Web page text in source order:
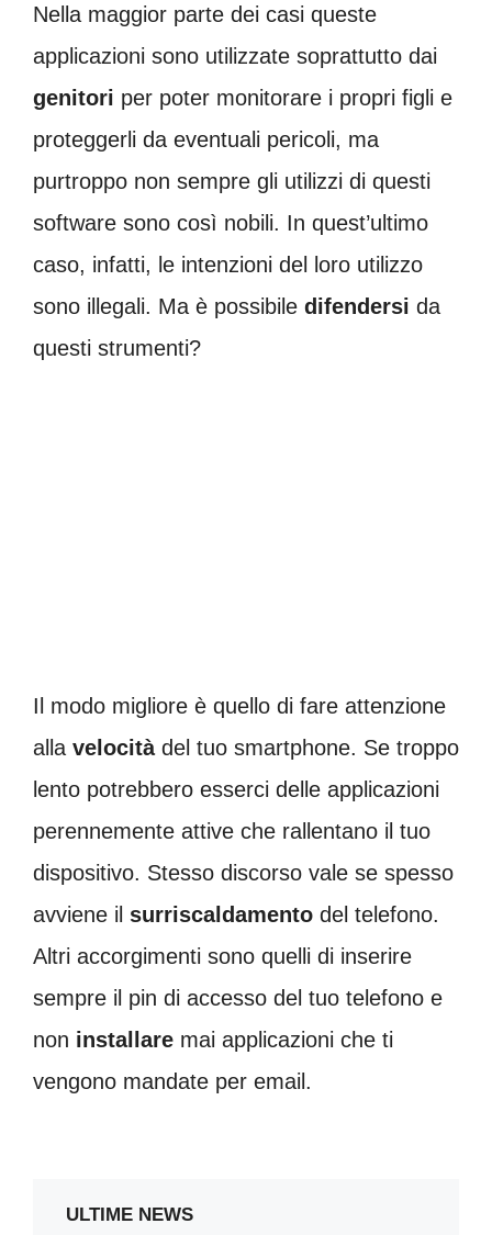
Nella maggior parte dei casi queste
applicazioni sono utilizzate soprattutto dai
genitori per poter monitorare i propri figli e
proteggerli da eventuali pericoli, ma
purtroppo non sempre gli utilizzi di questi
software sono così nobili. In quest’ultimo
caso, infatti, le intenzioni del loro utilizzo
sono illegali. Ma è possibile difendersi da
questi strumenti?
Il modo migliore è quello di fare attenzione
alla velocitàdel tuo smartphone. Se troppo
lento potrebbero esserci delle applicazioni
perennemente attive che rallentano il tuo
dispositivo. Stesso discorso vale se spesso
avviene il surriscaldamento del telefono.
Altri accorgimenti sono quelli di inserire
sempre il pin di accesso del tuo telefono e
non installare mai applicazioni che ti
vengono mandate per email.
ULTIME NEWS